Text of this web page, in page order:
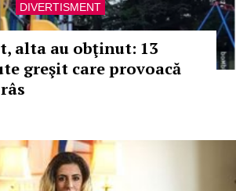
DIVERTISMENT
alta au obţinut: 13
greşit care provoacă